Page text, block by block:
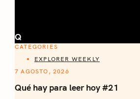
Q
CATEGORIES
EXPLORER WEEKLY
7 AGOSTO, 2026
Qué hay para leer hoy #21